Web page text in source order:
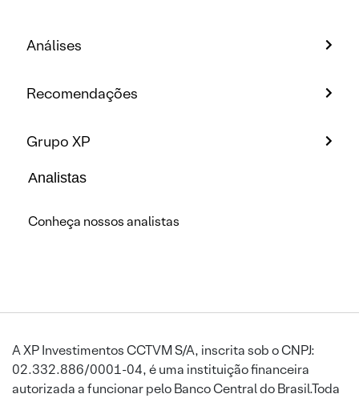
Análises
Recomendações
Grupo XP
Analistas
Conheça nossos analistas
A XP Investimentos CCTVM S/A, inscrita sob o CNPJ:
02.332.886/0001-04, é uma instituição financeira
autorizada a funcionar pelo Banco Central do Brasil.Toda